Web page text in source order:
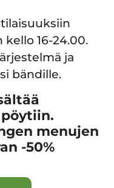
16-24.00.
ja
bändille.
menujen
-50%